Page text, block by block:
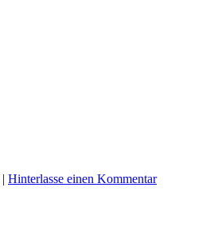
| Hinterlasse einen Kommentar